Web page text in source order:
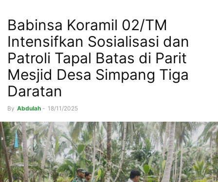
Babinsa Koramil 02/TM
Intensifkan Sosialisasi dan
Patroli Tapal Batas di Parit
Mesjid Desa Simpang Tiga
Daratan
By Abdulah - 18/11/2025